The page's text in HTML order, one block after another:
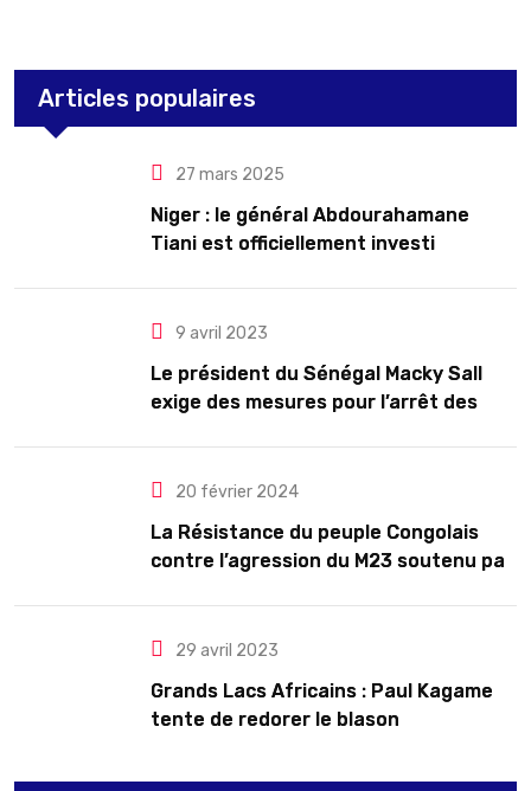
Articles populaires
27 mars 2025
Niger : le général Abdourahamane
Tiani est officiellement investi
9 avril 2023
Le président du Sénégal Macky Sall
exige des mesures pour l’arrêt des
20 février 2024
La Résistance du peuple Congolais
contre l’agression du M23 soutenu par
29 avril 2023
Grands Lacs Africains : Paul Kagame
tente de redorer le blason